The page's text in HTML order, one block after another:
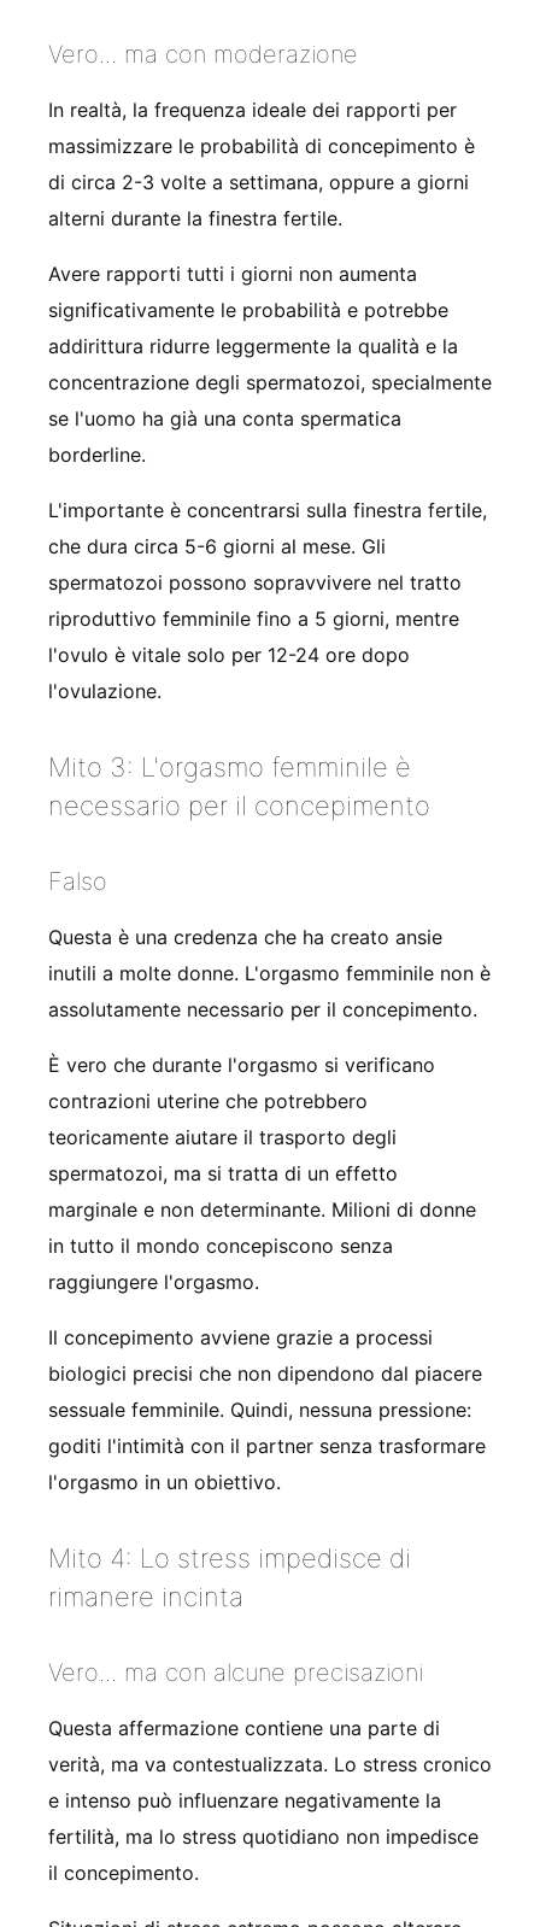
Vero... ma con moderazione
In realtà, la frequenza ideale dei rapporti per
massimizzare le probabilità di concepimento è
di circa 2-3 volte a settimana, oppure a giorni
alterni durante la finestra fertile.
Avere rapporti tutti i giorni non aumenta
significativamente le probabilità e potrebbe
addirittura ridurre leggermente la qualità e la
concentrazione degli spermatozoi, specialmente
se l'uomo ha già una conta spermatica
borderline.
L'importante è concentrarsi sulla finestra fertile,
che dura circa 5-6 giorni al mese. Gli
spermatozoi possono sopravvivere nel tratto
riproduttivo femminile fino a 5 giorni, mentre
l'ovulo è vitale solo per 12-24 ore dopo
l'ovulazione.
Mito 3: L'orgasmo femminile è
necessario per il concepimento
Falso
Questa è una credenza che ha creato ansie
inutili a molte donne. L'orgasmo femminile non è
assolutamente necessario per il concepimento.
È vero che durante l'orgasmo si verificano
contrazioni uterine che potrebbero
teoricamente aiutare il trasporto degli
spermatozoi, ma si tratta di un effetto
marginale e non determinante. Milioni di donne
in tutto il mondo concepiscono senza
raggiungere l'orgasmo.
Il concepimento avviene grazie a processi
biologici precisi che non dipendono dal piacere
sessuale femminile. Quindi, nessuna pressione:
goditi l'intimità con il partner senza trasformare
l'orgasmo in un obiettivo.
Mito 4: Lo stress impedisce di
rimanere incinta
Vero... ma con alcune precisazioni
Questa affermazione contiene una parte di
verità, ma va contestualizzata. Lo stress cronico
e intenso può influenzare negativamente la
fertilità, ma lo stress quotidiano non impedisce
il concepimento.